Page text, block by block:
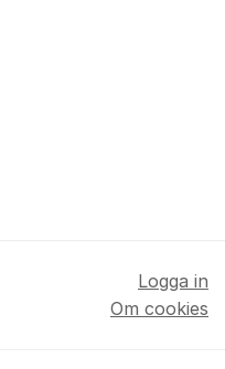
Logga in
Om cookies